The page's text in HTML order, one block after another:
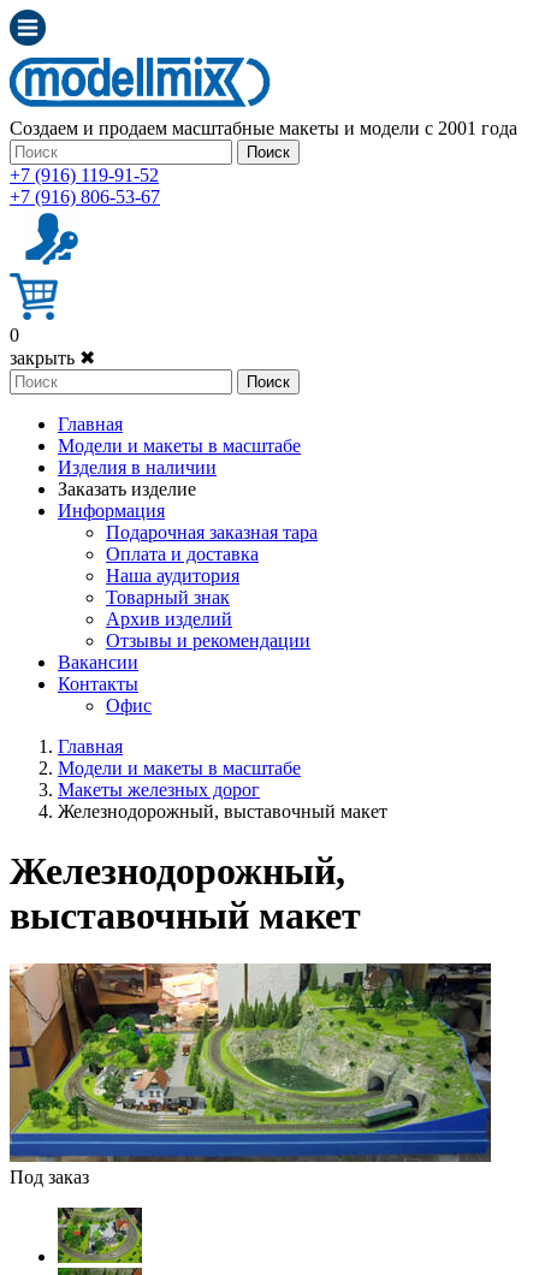
Создаем и продаем масштабные макеты и модели с 2001 года
Поиск
+7 (916) 119-91-52
+7 (916) 806-53-67
0
закрыть ✖
Поиск
Главная
Модели и макеты в масштабе
Изделия в наличии
Заказать изделие
Информация
Подарочная заказная тара
Оплата и доставка
Наша аудитория
Товарный знак
Архив изделий
Отзывы и рекомендации
Вакансии
Контакты
Офис
Главная
Модели и макеты в масштабе
Макеты железных дорог
Железнодорожный, выставочный макет
Железнодорожный,
выставочный макет
Под заказ